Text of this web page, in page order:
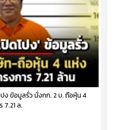
ง ข้อมูลรั่ว นั่งกก. 2 บ. ถือหุ้น 4
7.21 ล.